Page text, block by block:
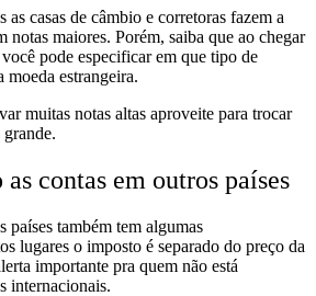
as casas de câmbio e corretoras fazem a
notas maiores. Porém, saiba que ao chegar
você pode especificar em que tipo de
moeda estrangeira.
muitas notas altas aproveite para trocar
grande.
contas em outros países
países também tem algumas
lugares o imposto é separado do preço da
importante pra quem não está
internacionais.